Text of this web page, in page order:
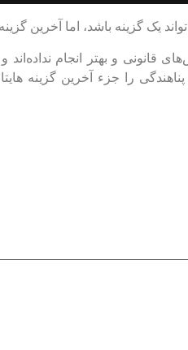
یک گزینه باشد، اما آخرین
قانونی و بهتر انجام
را جزء آخرین گزینه‌